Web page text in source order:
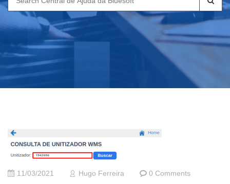
for:
11/03/2021 Hugo Ferreira 0 Comments